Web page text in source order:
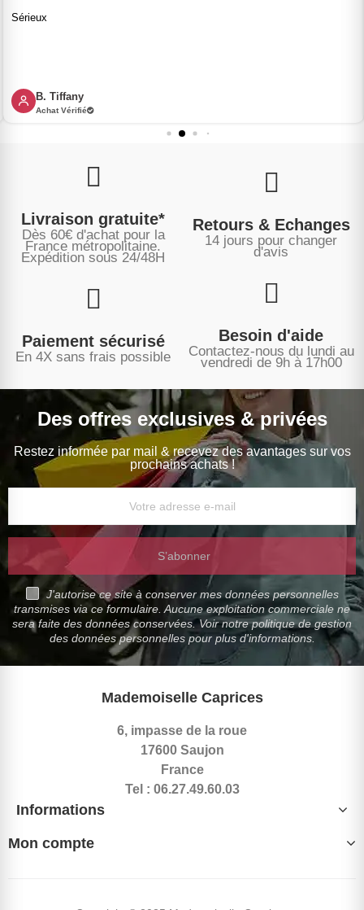
Sérieux
B. Tiffany
Achat Vérifié
Livraison gratuite*
Dès 60€ d'achat pour la
France métropolitaine.
Expédition sous 24/48H
Retours & Echanges
14 jours pour changer
d'avis
Paiement sécurisé
En 4X sans frais possible
Besoin d'aide
Contactez-nous du lundi au
vendredi de 9h à 17h00
Des offres exclusives & privées
Restez informée par mail & recevez des avantages sur vos
prochains achats !
S’abonner
J'autorise ce site à conserver mes données personnelles
transmises via ce formulaire. Aucune exploitation commerciale ne
sera faite des données conservées. Voir notre politique de gestion
des données personnelles pour plus d'informations.
Mademoiselle Caprices
6, impasse de la roue
17600 Saujon
France
Tel : 06.27.49.60.03
Informations
Mon compte